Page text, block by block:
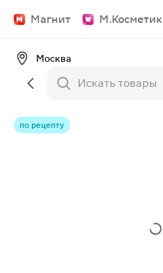
Магнит М.Косметик
Москва
по рецепту